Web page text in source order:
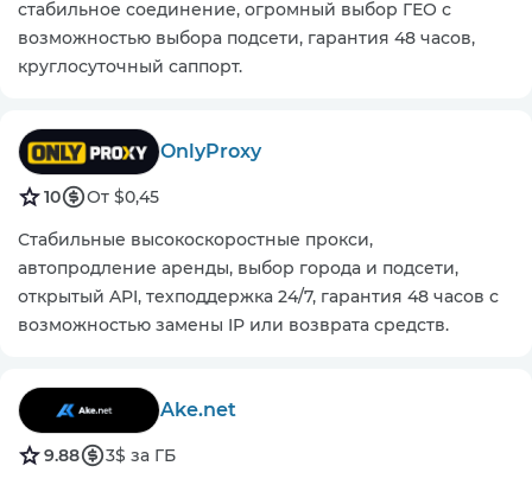
стабильное соединение, огромный выбор ГЕО с
возможностью выбора подсети, гарантия 48 часов,
круглосуточный саппорт.
OnlyProxy
10
От $0,45
Стабильные высокоскоростные прокси,
автопродление аренды, выбор города и подсети,
открытый API, техподдержка 24/7, гарантия 48 часов с
возможностью замены IP или возврата средств.
Ake.net
9.88
3$ за ГБ